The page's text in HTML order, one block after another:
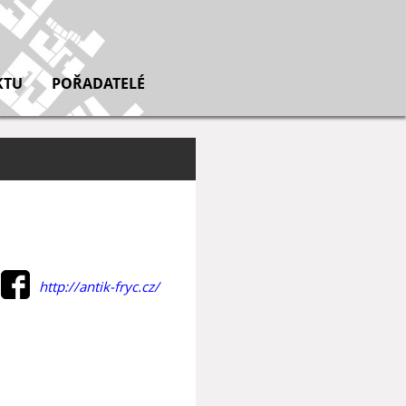
POŘADATELÉ
http://antik-fryc.cz/